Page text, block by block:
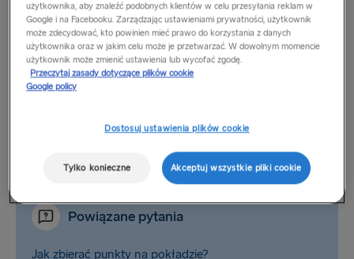
są ważne do 31 grudnia 2026 r.
Przykład 2: Zdobywasz punkty w grudniu 2025 r. Punkty
te są ważne do 31 grudnia 2026 r.
Tak długo, jak utrzymujesz aktywne uczestnictwo w Stena
przedłużone o kolejny rok.
Powiązane pytania
Jak zbierać punkty na pokładzie?
użytkownika, aby znaleźć podobnych klientów w celu przesyłania reklam w
Google i na Facebooku. Zarządzając ustawieniami prywatności, użytkownik
może zdecydować, kto powinien mieć prawo do korzystania z danych
użytkownika oraz w jakim celu może je przetwarzać. W dowolnym momencie
użytkownik może zmienić ustawienia lub wycofać zgodę.
Przeczytaj zasady dotyczące plików cookie
Google policy
Dostosuj ustawienia plików cookie
Tylko konieczne Akceptuj wszystkie pliki cookie